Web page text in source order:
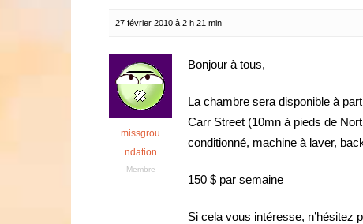
27 février 2010 à 2 h 21 min
missgrou
ndation
Membre
Bonjour à tous,
La chambre sera disponible à
Carr Street (10mn à pieds de
conditionné, machine à laver,
150 $ par semaine
Si cela vous intéresse, n’hésitez